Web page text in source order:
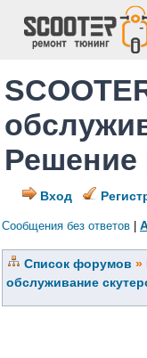
Вход
Сообщения без ответов
Список форумов »
обслуживание